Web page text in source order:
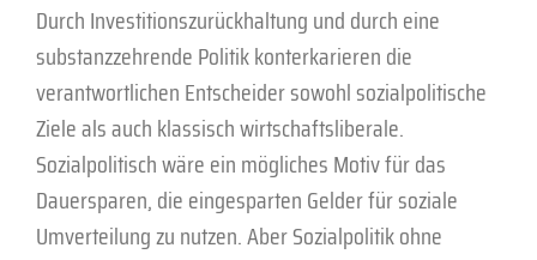
Durch Investitionszurückhaltung und durch eine
substanzzehrende Politik konterkarieren die
verantwortlichen Entscheider sowohl sozialpolitische
Ziele als auch klassisch wirtschaftsliberale.
Sozialpolitisch wäre ein mögliches Motiv für das
Dauersparen, die eingesparten Gelder für soziale
Umverteilung zu nutzen. Aber Sozialpolitik ohne